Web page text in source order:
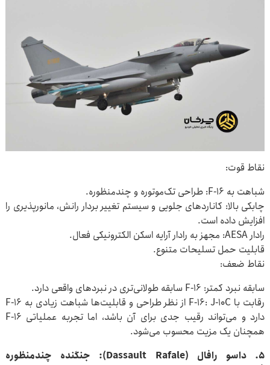
نقاط قوت:
شباهت به F-۱۶: طراحی تک‌موتوره و چندمنظوره.
چابکی بالا: کاناردهای جلویی و سیستم تغییر بردار رانش، مانورپذیری را
افزایش داده است.
رادار AESA: مجهز به رادار آرایه اسکن الکترونیکی فعال.
قابلیت حمل تسلیحات متنوع.
نقاط ضعف:
سابقه نبرد کمتر: F-۱۶ سابقه طولانی‌تری در نبردهای واقعی دارد.
رقابت با F-۱۶: J-۱۰C از نظر طراحی و قابلیت‌ها شباهت زیادی به F-۱۶
دارد و می‌تواند رقیب جدی برای آن باشد، اما تجربه عملیاتی F-۱۶
همچنان یک مزیت محسوب می‌شود.
۵. داسو رافال (Dassault Rafale): جنگنده چندمنظوره